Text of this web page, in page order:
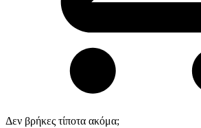
Δεν βρήκες τίποτα ακόμα;